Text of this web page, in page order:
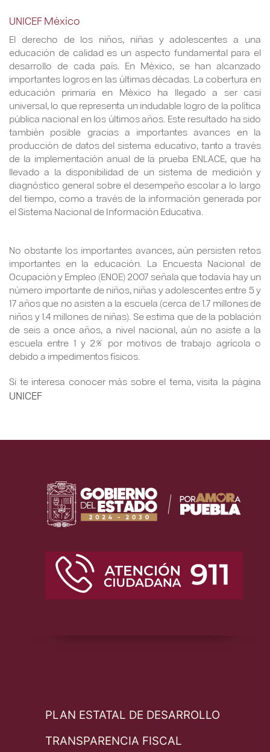
UNICEF México
El derecho de los niños, niñas y adolescentes a una
educación de calidad es un aspecto fundamental para el
desarrollo de cada país. En México, se han alcanzado
importantes logros en las últimas décadas. La cobertura en
educación primaria en México ha llegado a ser casi
universal, lo que representa un indudable logro de la política
pública nacional en los últimos años. Este resultado ha sido
también posible gracias a importantes avances en la
producción de datos del sistema educativo, tanto a través
de la implementación anual de la prueba ENLACE, que ha
llevado a la disponibilidad de un sistema de medición y
diagnóstico general sobre el desempeño escolar a lo largo
del tiempo, como a través de la información generada por
el Sistema Nacional de Información Educativa.
No obstante los importantes avances, aún persisten retos
importantes en la educación. La Encuesta Nacional de
Ocupación y Empleo (ENOE) 2007 señala que todavía hay un
número importante de niños, niñas y adolescentes entre 5 y
17 años que no asisten a la escuela (cerca de 1.7 millones de
niños y 1.4 millones de niñas). Se estima que de la población
de seis a once años, a nivel nacional, aún no asiste a la
escuela entre 1 y 2% por motivos de trabajo agrícola o
debido a impedimentos físicos.
Si te interesa conocer más sobre el tema, visita la página
UNICEF
PLAN ESTATAL DE DESARROLLO
TRANSPARENCIA FISCAL